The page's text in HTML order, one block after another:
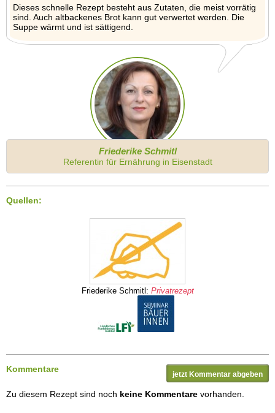
Dieses schnelle Rezept besteht aus Zutaten, die meist vorrätig
sind. Auch altbackenes Brot kann gut verwertet werden. Die
Suppe wärmt und ist sättigend.
Friederike Schmitl
Referentin für Ernährung in Eisenstadt
Quellen:
Friederike Schmitl: Privatrezept
jetzt Kommentar abgeben
Kommentare
Zu diesem Rezept sind noch keine Kommentare vorhanden.